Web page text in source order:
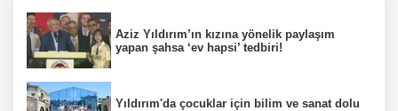
Aziz Yıldırım’ın kızına yönelik paylaşım
yapan şahsa ‘ev hapsi’ tedbiri!
Yıldırım'da çocuklar için bilim ve sanat dolu